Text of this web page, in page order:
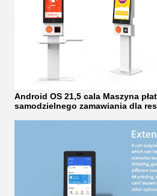
Android OS 21,5 cala Maszyna
samodzielnego zamawiania dla